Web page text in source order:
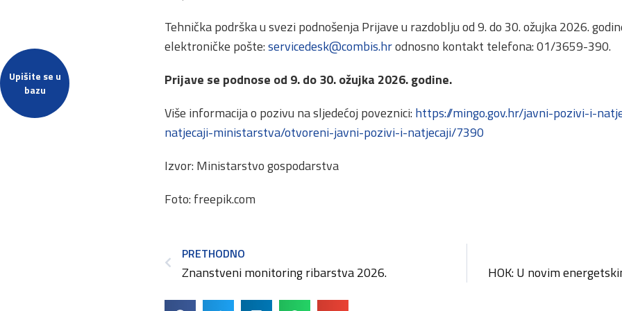
Upišite se u
bazu
Tehnička podrška u svezi podnošenja Prijave u razdoblju od 9. do 30. ožujka 2026.
elektroničke pošte:servicedesk@combis.hrodnosno kontakt telefona: 01/3659-390.
Prijave se podnose od 9. do 30. ožujka 2026. godine.
Više informacija o pozivu na sljedećoj poveznici: https://mingo.gov.hr/javni-pozivi-i-
natjecaji-ministarstva/otvoreni-javni-pozivi-i-natjecaji/7390
Izvor: Ministarstvo gospodarstva
Foto: freepik.com
PRETHODNO
Znanstveni monitoring ribarstva 2026.